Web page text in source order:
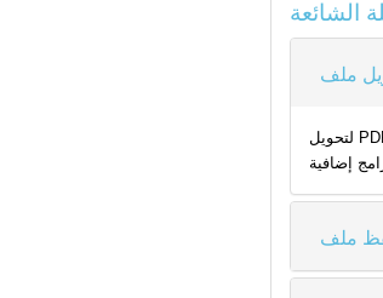
لتحويل PDF إلى WMF مجاناً باستخدام Coolutils، ما عليك سوى رفع الملف إلى موقعنا، ثم اختيار WMF كصيغة الإخراج والنقر على "تحويل". محولنا يدعم الملفات حتى حجم 80 ميجابايت ويوفر